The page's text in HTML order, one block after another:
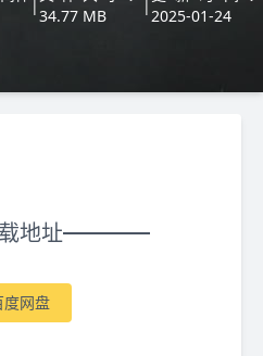
|
34.77 MB
|
2025-01-24
地址
度网盘